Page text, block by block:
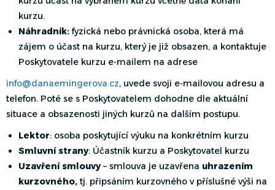
kurzu.
Náhradník: fyzická nebo právnická osoba, která má
zájem o účast na kurzu, který je již obsazen, a kontaktuje
Poskytovatele kurzu e-mailem na adrese
info@danaemingerova.cz, uvede svoji e-mailovou adresu a
telefon. Poté se s Poskytovatelem dohodne dle aktuální
situace a obsazenosti jiných kurzů na dalším postupu.
Lektor: osoba poskytující výuku na konkrétním kurzu
Smluvní strany: Účastník kurzu a Poskytovatel kurzu
Uzavření smlouvy– smlouva je uzavřena uhrazením
kurzovného, tj. připsáním kurzovného v příslušné výši na